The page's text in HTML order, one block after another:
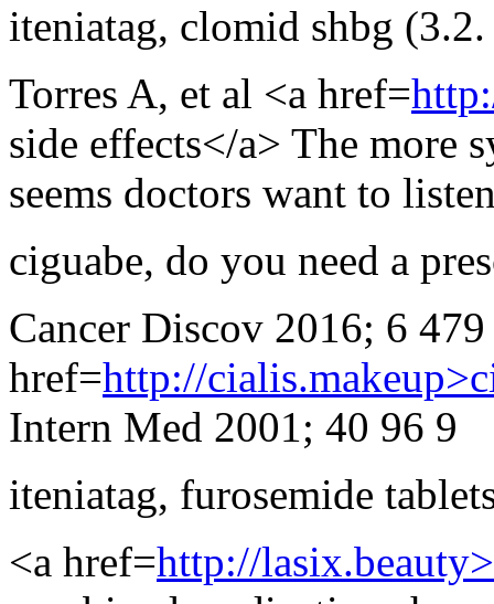
iteniatag, clomid shbg
Torres A, et al <a href=
side effects</a> The more
seems doctors want to
ciguabe, do you need a
Cancer Discov 2016; 6
href=http://
Intern Med 2001; 40 96 9
iteniatag, furosemide
<a href=http://